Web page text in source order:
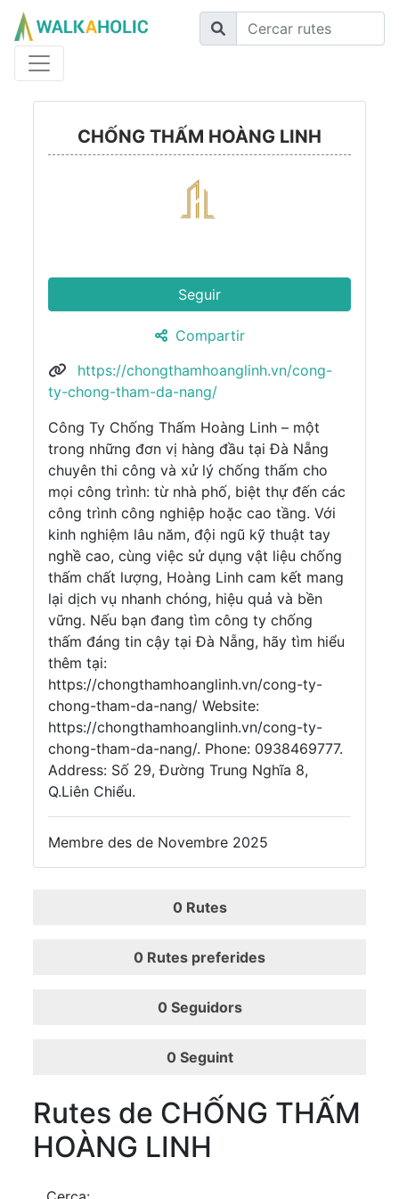
CHỐNG THẤM HOÀNG LINH
Seguir
Compartir
https://chongthamhoanglinh.vn/cong-
ty-chong-tham-da-nang/
Công Ty Chống Thấm Hoàng Linh – một
trong những đơn vị hàng đầu tại Đà Nẵng
chuyên thi công và xử lý chống thấm cho
mọi công trình: từ nhà phố, biệt thự đến các
công trình công nghiệp hoặc cao tầng. Với
kinh nghiệm lâu năm, đội ngũ kỹ thuật tay
nghề cao, cùng việc sử dụng vật liệu chống
thấm chất lượng, Hoàng Linh cam kết mang
lại dịch vụ nhanh chóng, hiệu quả và bền
vững. Nếu bạn đang tìm công ty chống
thấm đáng tin cậy tại Đà Nẵng, hãy tìm hiểu
thêm tại:
https://chongthamhoanglinh.vn/cong-ty-
chong-tham-da-nang/ Website:
https://chongthamhoanglinh.vn/cong-ty-
chong-tham-da-nang/. Phone: 0938469777.
Address: Số 29, Đường Trung Nghĩa 8,
Q.Liên Chiểu.
Membre des de Novembre 2025
0 Rutes
0 Rutes preferides
0 Seguidors
0 Seguint
Rutes de CHỐNG THẤM
HOÀNG LINH